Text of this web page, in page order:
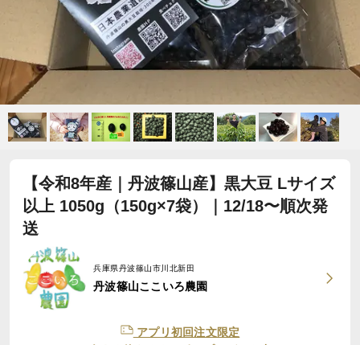
【令和8年産｜丹波篠山産】黒大豆 Lサイズ
以上 1050g（150g×7袋）｜12/18〜順次発
送
兵庫県丹波篠山市川北新田
丹波篠山ここいろ農園
アプリ初回注文限定